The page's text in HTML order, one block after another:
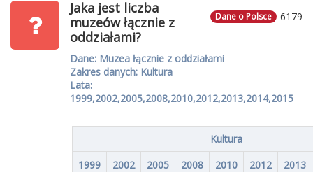
6179
Dane o Polsce
Jaka jest liczba
muzeów łącznie z
oddziałami?
Dane: Muzea łącznie z oddziałami
Zakres danych: Kultura
Lata:
1999,2002,2005,2008,2010,2012,2013,2014,2015
Kultura
1999
2002 2005 2008 2010 2012
2013